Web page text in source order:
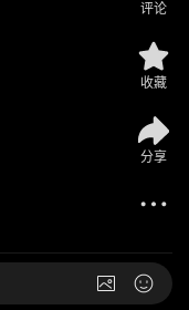
评论
收藏
分享